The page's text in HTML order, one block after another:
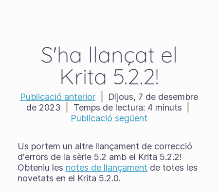
S'ha llançat el
Krita 5.2.2!
Publicació anterior
Dijous, 7 de desembre
de 2023
Temps de lectura: 4 minuts
Publicació següent
Us portem un altre llançament de correcció
d'errors de la sèrie 5.2 amb el Krita 5.2.2!
Obteniu les notes de llançament de totes les
novetats en el Krita 5.2.0.